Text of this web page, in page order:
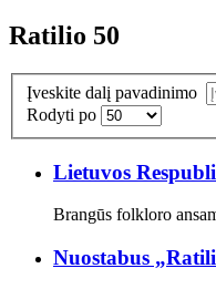
Ratilio 50
Įveskite dalį pavadinimo
Rodyti po
Lietuvos
Brangūs folkloro
Nuostabus